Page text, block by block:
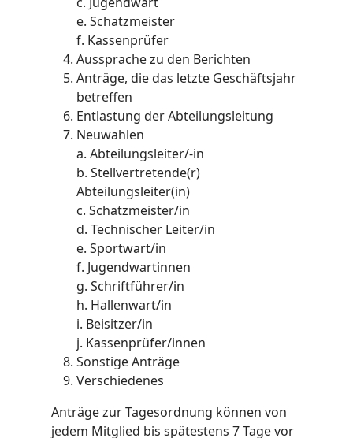
e. Schatzmeister
f. Kassenprüfer
Aussprache zu den Berichten
Anträge, die das letzte Geschäftsjahr
betreffen
Entlastung der Abteilungsleitung
Neuwahlen
a. Abteilungsleiter/-in
b. Stellvertretende(r)
Abteilungsleiter(in)
c. Schatzmeister/in
d. Technischer Leiter/in
e. Sportwart/in
f. Jugendwartinnen
g. Schriftführer/in
h. Hallenwart/in
i. Beisitzer/in
j. Kassenprüfer/innen
Sonstige Anträge
Verschiedenes
Anträge zur Tagesordnung können von
jedem Mitglied bis spätestens 7 Tage vor